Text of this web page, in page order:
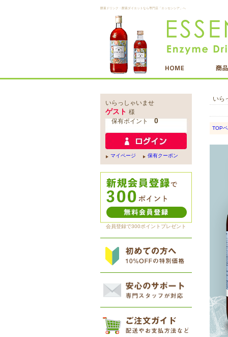
酵素ドリンク・酵素ダイエットなら専門店「エッセンシア」へ
いらっしゃいませ
ゲスト 様
保有ポイント 0
マイページ 保有クーポン
会員登録で300ポイントプレゼント
いら
TOP